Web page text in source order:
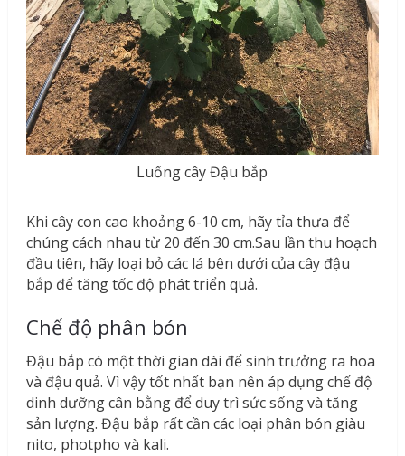
Luống cây Đậu bắp
Khi cây con cao khoảng 6-10 cm, hãy tỉa thưa để
chúng cách nhau từ 20 đến 30 cm.Sau lần thu hoạch
đầu tiên, hãy loại bỏ các lá bên dưới của cây đậu
bắp để tăng tốc độ phát triển quả.
Chế độ phân bón
Đậu bắp có một thời gian dài để sinh trưởng ra hoa
và đậu quả. Vì vậy tốt nhất bạn nên áp dụng chế độ
dinh dưỡng cân bằng để duy trì sức sống và tăng
sản lượng. Đậu bắp rất cần các loại phân bón giàu
nito, photpho và kali.